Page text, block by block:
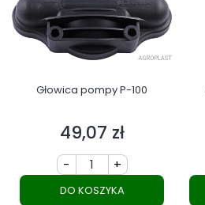
Głowica pompy P-100
Cena
49,07 zł
- +
DO KOSZYKA